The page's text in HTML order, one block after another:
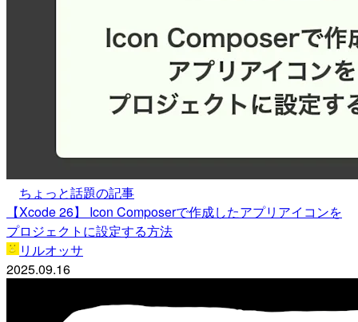
ちょっと話題の記事
【Xcode 26】 Icon Composerで作成したアプリアイコンを
プロジェクトに設定する方法
リルオッサ
2025.09.16